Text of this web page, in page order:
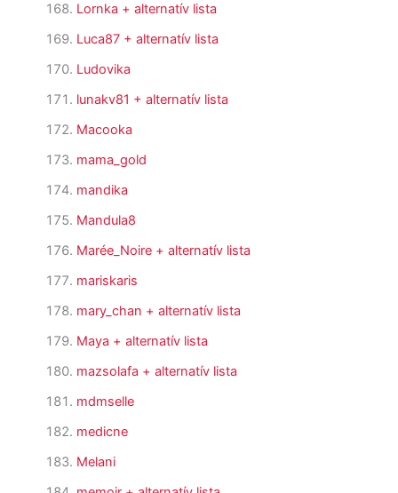
Lornka + alternatív lista
Luca87 + alternatív lista
Ludovika
lunakv81 + alternatív lista
Macooka
mama_gold
mandika
Mandula8
Marée_Noire + alternatív lista
mariskaris
mary_chan + alternatív lista
Maya + alternatív lista
mazsolafa + alternatív lista
mdmselle
medicne
Melani